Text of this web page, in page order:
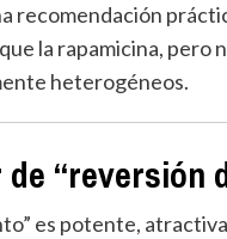
recomendación
la rapamicina, pero
heterogéneos.
“reversión
es potente,